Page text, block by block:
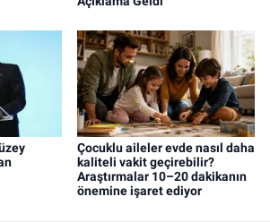
Çocuklu aileler evde nasıl daha
kaliteli vakit geçirebilir?
Araştırmalar 10–20 dakikanın
önemine işaret ediyor